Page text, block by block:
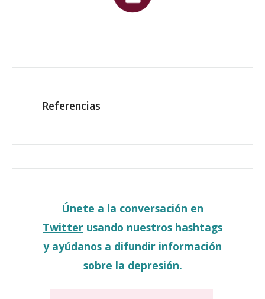
Referencias
Únete a la conversación en
Twitter usando nuestros hashtags
y ayúdanos a difundir información
sobre la depresión.